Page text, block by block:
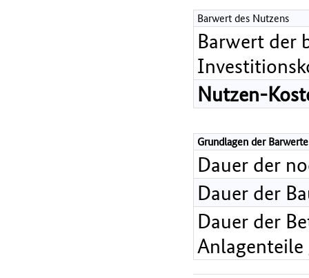
Barwert des Nutzens
Barwert der
Nutzen-
Grundlagen der
Dauer der
Dauer der
Dauer der